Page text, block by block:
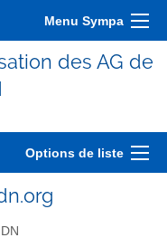
Menu Sympa
des AG de
Options de liste